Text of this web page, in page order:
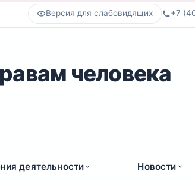
Версия для слабовидящих +7
человека
деятельности Новости